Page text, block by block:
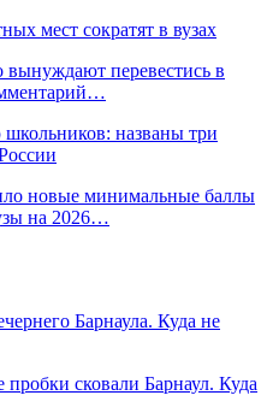
мест сократят в вузах
перевестись в
названы три
новые минимальные баллы
на 2026…
Барнаула. Куда не
сковали Барнаул. Куда